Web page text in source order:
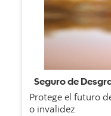
Seguro de
Protege el futuro
o invalidez